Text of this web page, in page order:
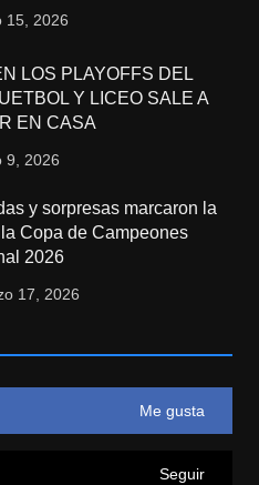
15, 2026
LOS PLAYOFFS DEL
Y LICEO SALE A
EN CASA
9, 2026
y sorpresas marcaron la
Copa de Campeones
2026
17, 2026
Me gusta
Seguir